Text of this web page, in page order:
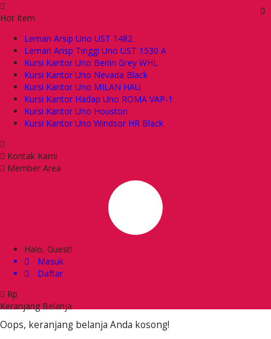
Hot Item
Lemari Arsip Uno UST 1482
Lemari Arisp Tinggi Uno UST 1530 A
Kursi Kantor Uno Berlin Grey WHL
Kursi Kantor Uno Nevada Black
Kursi Kantor Uno MILAN HAU
Kursi Kantor Hadap Uno ROMA VAP-1
Kursi Kantor Uno Houston
Kursi Kantor Uno Windsor HR Black
Kontak Kami
Member Area
Halo, Guest!
Masuk
Daftar
Rp
Keranjang Belanja
Oops, keranjang belanja Anda kosong!